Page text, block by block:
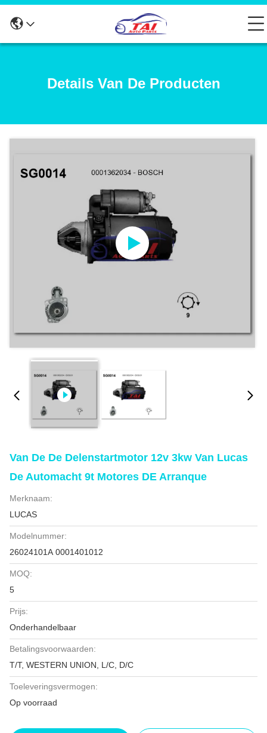
Details Van De Producten
Van De De Delenstartmotor 12v 3kw Van Lucas
De Automacht 9t Motores DE Arranque
Merknaam:
LUCAS
Modelnummer:
26024101A 0001401012
MOQ:
5
Prijs:
Onderhandelbaar
Betalingsvoorwaarden:
T/T, WESTERN UNION, L/C, D/C
Toeleveringsvermogen:
Op voorraad